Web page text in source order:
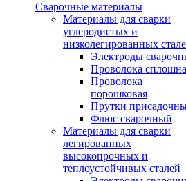
Сварочные материалы
Материалы для сварки
углеродистых и
низколегированных
Электроды
Проволока
Проволока
порошковая
Прутки
Флюс сварочный
Материалы для сварки
легированных
высокопрочных и
теплоустойчивых сталей